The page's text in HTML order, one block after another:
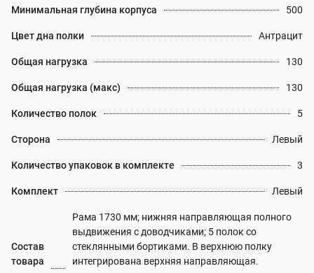
Минимальная глубина корпуса 500
Цвет дна полки Антрацит
Общая нагрузка 130
Общая нагрузка (макс) 130
Количество полок 5
Сторона Левый
Количество упаковок в комплекте 3
Комплект Левый
Состав
товара
Рама 1730 мм; нижняя направляющая полного
выдвижения с доводчиками; 5 полок со
стеклянными бортиками. В верхнюю полку
интегрирована верхняя направляющая.